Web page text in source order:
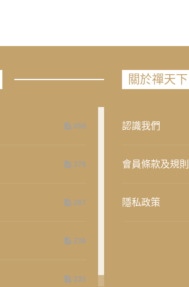
658
276
267
236
235
關於禪天下
認識我們
會員條款及規則
隱私政策